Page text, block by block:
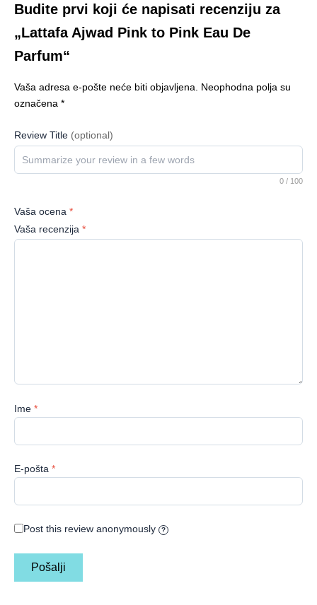
Budite prvi koji će napisati recenziju za
„Lattafa Ajwad Pink to Pink Eau De
Parfum“
Vaša adresa e-pošte neće biti objavljena.
Neophodna polja su
označena *
Review Title (optional)
0 / 100
Vaša ocena *
Vaša recenzija *
Ime *
E-pošta *
Post this review anonymously ?